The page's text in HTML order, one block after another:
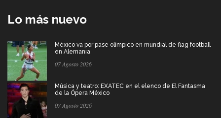
Lo más nuevo
México va por pase olímpico en mundial de flag football
en Alemania
07 Agosto 2026
Música y teatro: EXATEC en el elenco de El Fantasma
de la Ópera México
07 Agosto 2026